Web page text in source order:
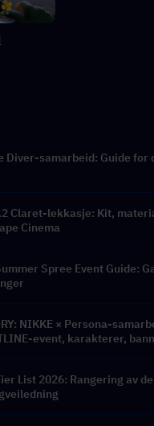
Diver-samarbeid: Guide for
Claret-lekkasje: Kit,
Cinema
Spree Event Guide:
NIKKE × Persona-
event, karakterer,
List 2026: Rangering av